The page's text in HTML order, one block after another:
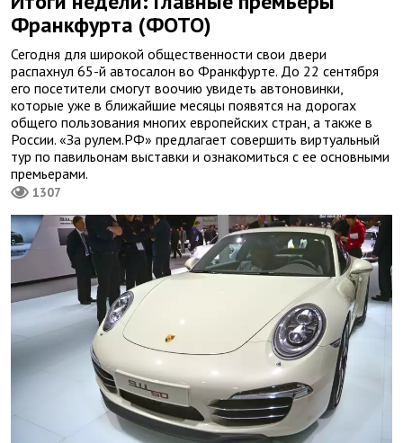
Франкфурта (ФОТО)
Сегодня для широкой общественности свои двери
распахнул 65-й автосалон во Франкфурте. До 22 сентября
его посетители смогут воочию увидеть автоновинки,
которые уже в ближайшие месяцы появятся на дорогах
общего пользования многих европейских стран, а также в
России. «За рулем.РФ» предлагает совершить виртуальный
тур по павильонам выставки и ознакомиться с ее основными
премьерами.
1307